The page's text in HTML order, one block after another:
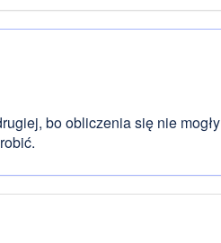
bo obliczenia się nie mogły